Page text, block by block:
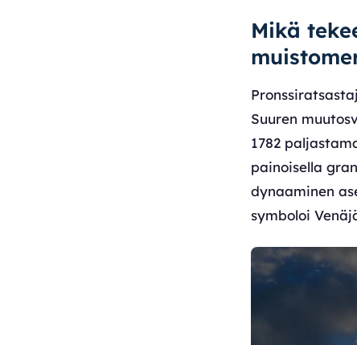
Mikä
Suuren
1782
painoisella
dynaaminen
symboloi